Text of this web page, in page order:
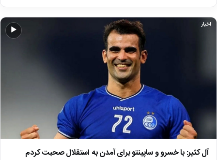
▶
اخبار
آل کثیر: با خسرو و ساپینتو برای آمدن به استقلال صحبت کردم